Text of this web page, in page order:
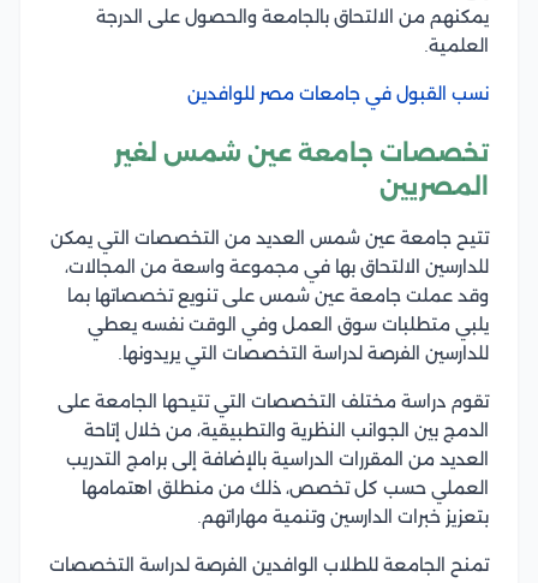
يمكنهم من الالتحاق بالجامعة والحصول على الدرجة
العلمية.
نسب القبول في جامعات مصر للوافدين
تخصصات جامعة عين شمس لغير
المصريين
تتيح جامعة عين شمس العديد من التخصصات التي يمكن
للدارسين الالتحاق بها في مجموعة واسعة من المجالات،
وقد عملت جامعة عين شمس على تنويع تخصصاتها بما
يلبي متطلبات سوق العمل وفي الوقت نفسه يعطي
للدارسين الفرصة لدراسة التخصصات التي يريدونها.
تقوم دراسة مختلف التخصصات التي تتيحها الجامعة على
الدمج بين الجوانب النظرية والتطبيقية، من خلال إتاحة
العديد من المقررات الدراسية بالإضافة إلى برامج التدريب
العملي حسب كل تخصص، ذلك من منطلق اهتمامها
بتعزيز خبرات الدارسين وتنمية مهاراتهم.
تمنح الجامعة للطلاب الوافدين الفرصة لدراسة التخصصات